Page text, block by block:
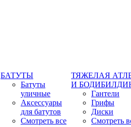
БАТУТЫ
Батуты
уличные
Аксессуары
для батутов
Смотреть все
ТЯЖЕЛАЯ
И
Гантели
Грифы
Диски
Смотреть